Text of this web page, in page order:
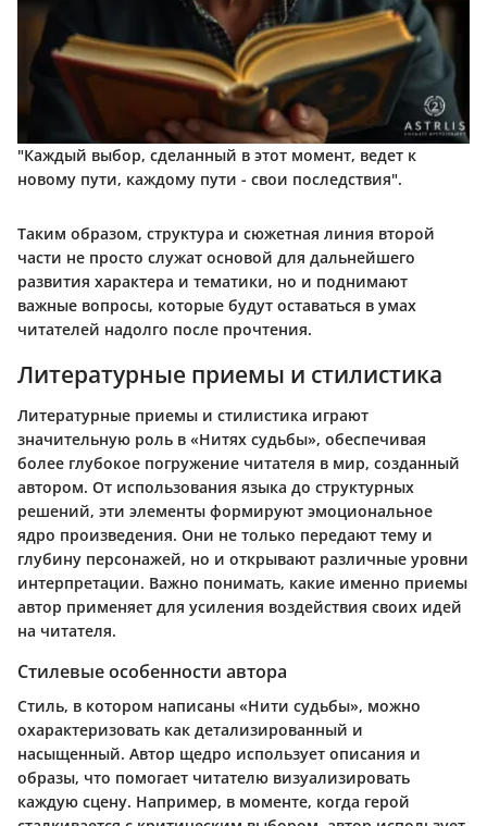
"Каждый выбор, сделанный в этот момент, ведет к
новому пути, каждому пути - свои последствия".
Таким образом, структура и сюжетная линия второй
части не просто служат основой для дальнейшего
развития характера и тематики, но и поднимают
важные вопросы, которые будут оставаться в умах
читателей надолго после прочтения.
Литературные приемы и стилистика
Литературные приемы и стилистика играют
значительную роль в «Нитях судьбы», обеспечивая
более глубокое погружение читателя в мир, созданный
автором. От использования языка до структурных
решений, эти элементы формируют эмоциональное
ядро произведения. Они не только передают тему и
глубину персонажей, но и открывают различные уровни
интерпретации. Важно понимать, какие именно приемы
автор применяет для усиления воздействия своих идей
на читателя.
Стилевые особенности автора
Стиль, в котором написаны «Нити судьбы», можно
охарактеризовать как детализированный и
насыщенный. Автор щедро использует описания и
образы, что помогает читателю визуализировать
каждую сцену. Например, в моменте, когда герой